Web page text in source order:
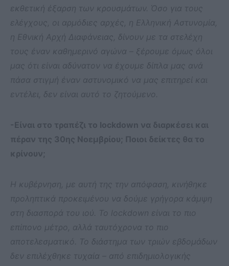
εκθετική έξαρση των κρουσμάτων. Όσο για τους
ελέγχους, οι αρμόδιες αρχές, η Ελληνική Αστυνομία,
η Εθνική Αρχή Διαφάνειας, δίνουν με τα στελέχη
τους έναν καθημερινό αγώνα – ξέρουμε όμως όλοι
μας ότι είναι αδύνατον να έχουμε δίπλα μας ανά
πάσα στιγμή έναν αστυνομικό να μας επιτηρεί και
εντέλει, δεν είναι αυτό το ζητούμενο.
-Είναι στο τραπέζι το lockdown να διαρκέσει και
πέραν της 30ης Νοεμβρίου; Ποιοι δείκτες θα το
κρίνουν;
Η κυβέρνηση, με αυτή της την απόφαση, κινήθηκε
προληπτικά προκειμένου να δούμε γρήγορα κάμψη
στη διασπορά του ιού. Το lockdown είναι το πιο
επίπονο μέτρο, αλλά ταυτόχρονα το πιο
αποτελεσματικό. Το διάστημα των τριών εβδομάδων
δεν επιλέχθηκε τυχαία – από επιδημιολογικής